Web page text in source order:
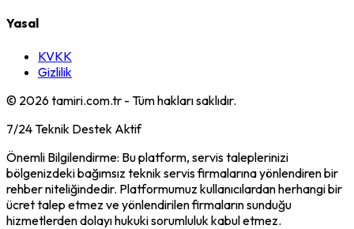
Yasal
KVKK
Gizlilik
© 2026tamiri.com.tr - Tüm hakları saklıdır.
7/24 Teknik Destek Aktif
Önemli Bilgilendirme: Bu platform, servis taleplerinizi
bölgenizdeki bağımsız teknik servis firmalarına yönlendiren bir
rehber niteliğindedir. Platformumuz kullanıcılardan herhangi bir
ücret talep etmez ve yönlendirilen firmaların sunduğu
hizmetlerden dolayı hukuki sorumluluk kabul etmez.